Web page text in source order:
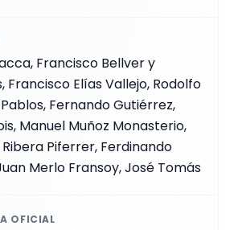
Francisco Bellver y
Francisco Elías Vallejo, Rodolfo
Fernando Gutiérrez,
Manuel Muñoz Monasterio,
Piferrer, Ferdinando
Merlo Fransoy, José Tomás
OFICIAL